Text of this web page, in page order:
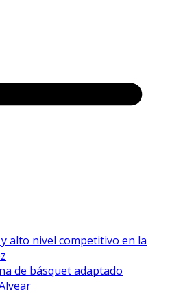
alto nivel competitivo en la
de básquet adaptado